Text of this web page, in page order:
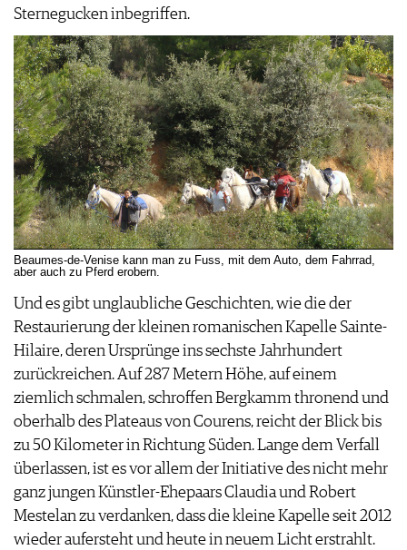
Sternegucken inbegriffen.
Beaumes-de-Venise kann man zu Fuss, mit dem Auto, dem Fahrrad,
aber auch zu Pferd erobern.
Und es gibt unglaubliche Geschichten, wie die der
Restaurierung der kleinen romanischen Kapelle Sainte-
Hilaire, deren Ursprünge ins sechste Jahrhundert
zurückreichen. Auf 287 Metern Höhe, auf einem
ziemlich schmalen, schroffen Bergkamm thronend und
oberhalb des Plateaus von Courens, reicht der Blick bis
zu 50 Kilometer in Richtung Süden. Lange dem Verfall
überlassen, ist es vor allem der Initiative des nicht mehr
ganz jungen Künstler-Ehepaars Claudia und Robert
Mestelan zu verdanken, dass die kleine Kapelle seit 2012
wieder aufersteht und heute in neuem Licht erstrahlt.